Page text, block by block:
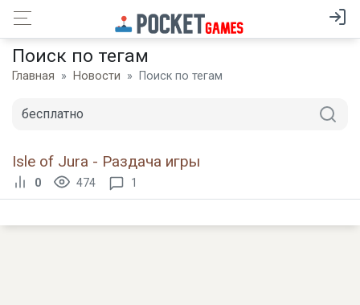
Поиск по тегам
Главная Новости Поиск по тегам
Isle of Jura - Раздача игры
0 474 1